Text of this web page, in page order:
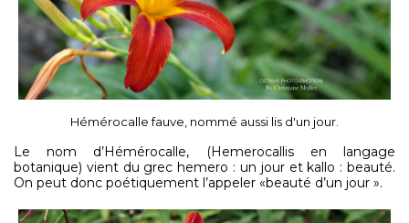
Hémérocalle fauve, nommé aussi lis d'un jour.
Le nom d’Hémérocalle, (Hemerocallis en langage
botanique) vient du grec hemero : un jour et kallo : beauté.
On peut donc poétiquement l’appeler «beauté d’un jour ».